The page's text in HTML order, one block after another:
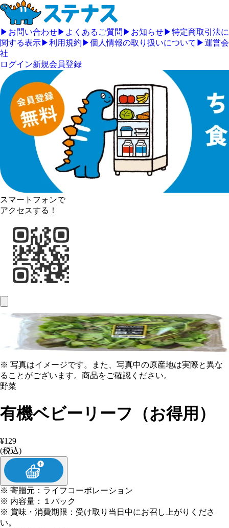
▶ お問い合わせ▶ よくあるご質問 ▶ お知らせ▶特定商取引法に
関する表示▶利用規約 ▶個人情報の取り扱いについて ▶運営会
社
ログイン新規会員登録
スマートフォンで
アクセスする！
※ 写真はイメージです。また、写真中の原産地は実際と異な
ることがございます。商品をご確認ください。
野菜
有機ベビーリーフ（お得用）
¥129
(税込)
※ 寄贈元 ： ライフコーポレーション
※ 内容量 ：
１パック
※ 賞味・消費期限 ： 受け取り当日中にお召し上がりくださ
い。